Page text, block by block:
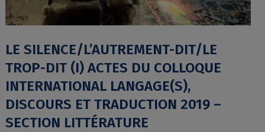
LE SILENCE/L’AUTREMENT-DIT/LE
TROP-DIT (I) ACTES DU COLLOQUE
INTERNATIONAL LANGAGE(S),
DISCOURS ET TRADUCTION 2019 –
SECTION LITTÉRATURE